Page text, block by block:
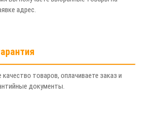
адрес.
товаров, оплачиваете заказ и
документы.